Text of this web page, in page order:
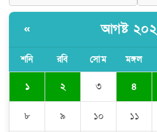
ঘণ্টার পর
বিশ্বনাথে
এসোসিয়েশন’র
« আগষ্ট
শনি রবি সোম মঙ্গল
১ ২ ৩ ৪
৮ ৯ ১০ ১১